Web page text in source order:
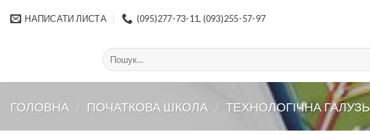
НАПИСАТИ ЛИСТА (095)277-73-11, (093)255-57-97
Шукати:
ГОЛОВНА / ПОЧАТКОВА ШКОЛА / ТЕХНОЛОГІЧНА ГАЛУЗЬ